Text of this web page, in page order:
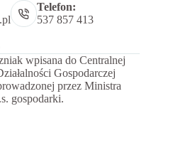
Telefon:
537 857 413
wpisana do Centralnej
Gospodarczej
przez Ministra
gospodarki.